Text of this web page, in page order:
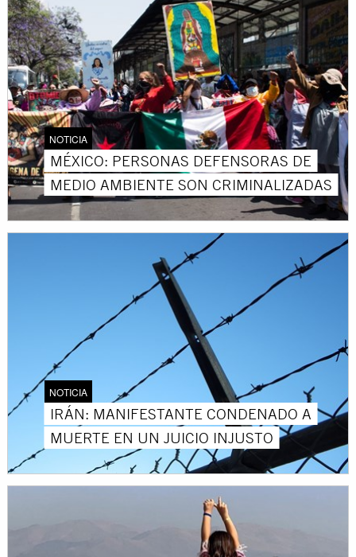
NOTICIA
MÉXICO: PERSONAS DEFENSORAS DE
MEDIO AMBIENTE SON CRIMINALIZADAS
NOTICIA
IRÁN: MANIFESTANTE CONDENADO A
MUERTE EN UN JUICIO INJUSTO